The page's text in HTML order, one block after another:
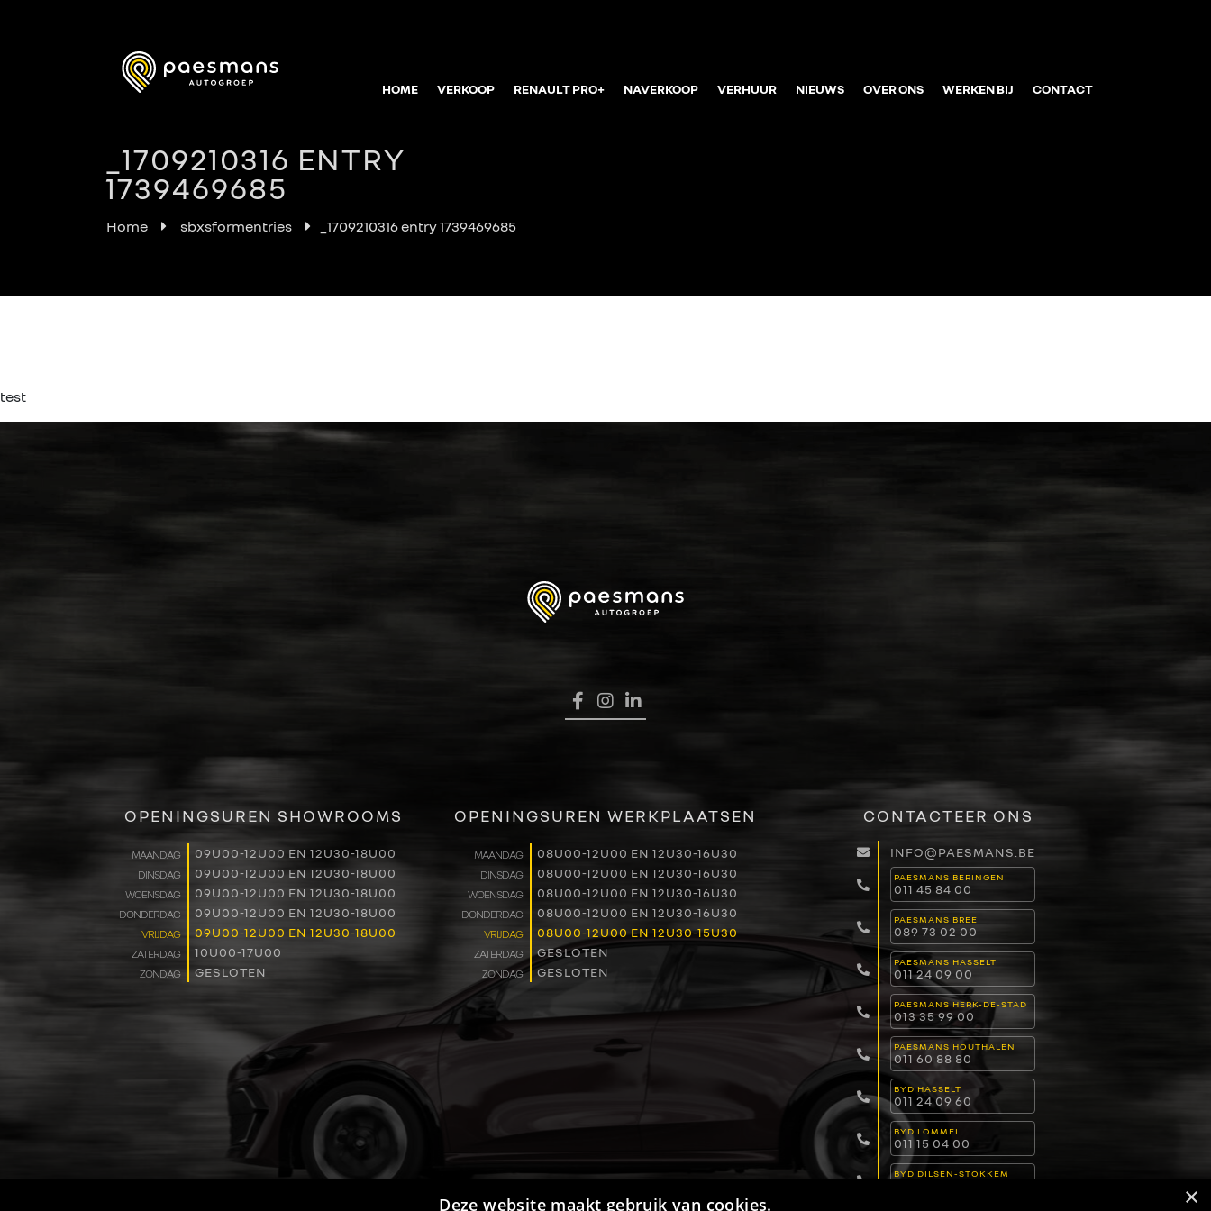
HOME VERKOOP RENAULT PRO+ NAVERKOOP VERHUUR NIEUWS OVER ONS WERKEN BIJ CONTACT
RENAULT PRO+
VERHUUR
CONTACT
_1709210316 ENTRY
1739469685
Home sbxsformentries _1709210316 entry 1739469685
test
OPENINGSUREN SHOWROOMS
MAANDAG 09U00-12U00 EN 12U30-18U00
DINSDAG 09U00-12U00 EN 12U30-18U00
WOENSDAG 09U00-12U00 EN 12U30-18U00
DONDERDAG 09U00-12U00 EN 12U30-18U00
VRIJDAG 09U00-12U00 EN 12U30-18U00
ZATERDAG 10U00-17U00
ZONDAG GESLOTEN
OPENINGSUREN WERKPLAATSEN
MAANDAG 08U00-12U00 EN 12U30-16U30
DINSDAG 08U00-12U00 EN 12U30-16U30
WOENSDAG 08U00-12U00 EN 12U30-16U30
DONDERDAG 08U00-12U00 EN 12U30-16U30
VRIJDAG 08U00-12U00 EN 12U30-15U30
ZATERDAG GESLOTEN
ZONDAG GESLOTEN
CONTACTEER ONS
INFO@PAESMANS.BE
PAESMANS BERINGEN
011 45 84 00
PAESMANS BREE
089 73 02 00
PAESMANS HASSELT
011 24 09 00
PAESMANS HERK-DE-STAD
013 35 99 00
PAESMANS HOUTHALEN
011 60 88 80
BYD HASSELT
011 24 09 60
BYD LOMMEL
011 15 04 00
BYD DILSEN-STOKKEM
×
Deze website maakt gebruik van cookies.